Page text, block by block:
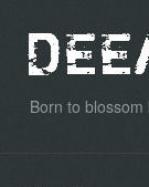
Born to